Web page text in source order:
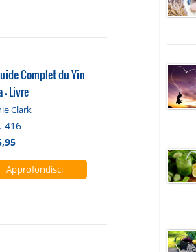
Complet du Yin
- Livre
Clark
416
Approfondisci